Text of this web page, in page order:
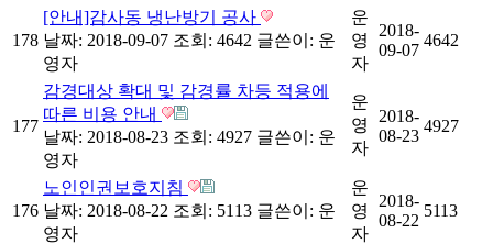
178
[안내]감사동 냉난방기 공사
날짜: 2018-09-07 조회: 4642 글쓴이: 운
영자
운
영
자
2018-
09-07
4642
177
감경대상 확대 및 감경률 차등 적용에
따른 비용 안내
날짜: 2018-08-23 조회: 4927 글쓴이: 운
영자
운
영
자
2018-
08-23
4927
176
노인인권보호지침
날짜: 2018-08-22 조회: 5113 글쓴이: 운
영자
운
영
자
2018-
08-22
5113